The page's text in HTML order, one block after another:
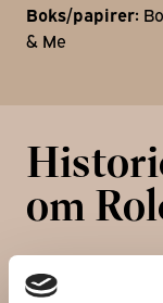
Boks/papirer:
& Me
om
Rolex SA og